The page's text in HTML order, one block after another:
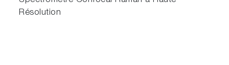
Résolution